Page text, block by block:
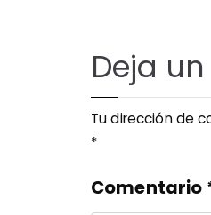
Deja
Tu dirección de
*
Comentario